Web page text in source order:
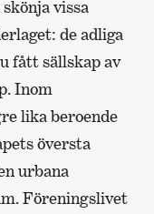
vissa
de adliga
fått sällskap av
Inom
lika beroende
översta
urbana
Föreningslivet